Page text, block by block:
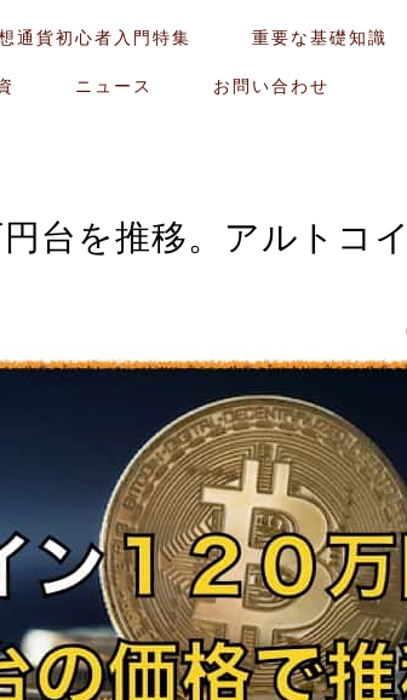
通貨初心者入門特集 重要な基礎知識
ニュース お問い合わせ
台を推移。アルトコ